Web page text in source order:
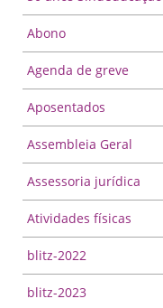
Abono
Agenda de greve
Aposentados
Assembleia Geral
Assessoria jurídica
Atividades físicas
blitz-2022
blitz-2023